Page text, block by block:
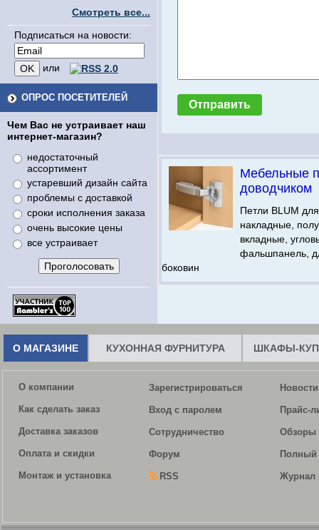
Смотреть все...
Подписаться на новости:
или
ОПРОС ПОСЕТИТЕЛЕЙ
Чем Вас не устраивает наш
интернет-магазин?
недостаточный
ассортимент
устаревший дизайн сайта
проблемы с доставкой
сроки исполнения заказа
очень высокие цены
все устраивает
Мебельные
доводчиком
Петли BLUM
накладные,
вкладные,
фальшпанель,
боковин
О МАГАЗИНЕ КУХОННАЯ ФУРНИТУРА ШКАФЫ-
О компании
Как сделать заказ
Доставка заказов
Оплата и скидки
Монтаж и установка
Зарегистрироваться
Вход с паролем
Сотрудничество
Форум
RSS
Новости
Прайс-
Обзоры
Полный
Журнал